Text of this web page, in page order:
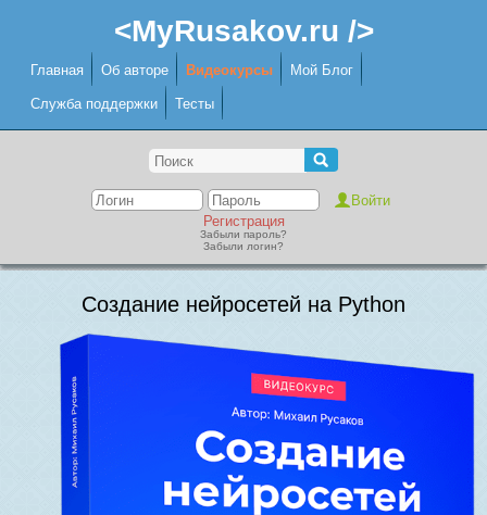
<MyRusakov.ru />
Главная Об авторе Видеокурсы Мой Блог
Служба поддержки Тесты
Регистрация
Забыли пароль?
Забыли логин?
Создание нейросетей на Python